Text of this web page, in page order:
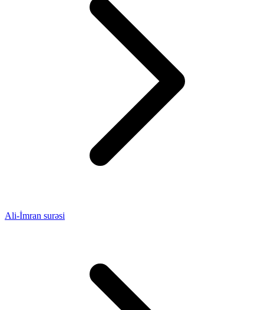
Ali-İmran surəsi